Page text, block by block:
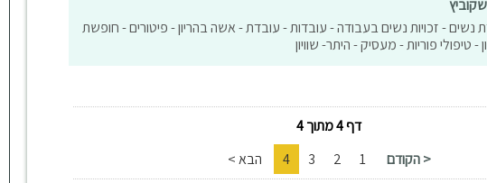
נשים - זכויות נשים בעבודה - עובדות - עובדת - אשה בהריון - פיטורים - חופשת
- טיפולי פוריות - מעסיק - היתר- שוויון
דף 4 מתוך 4
< הקודם
1
2
3
4 הבא >